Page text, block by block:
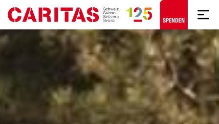
Zum Hauptinhalt springen
SPENDEN